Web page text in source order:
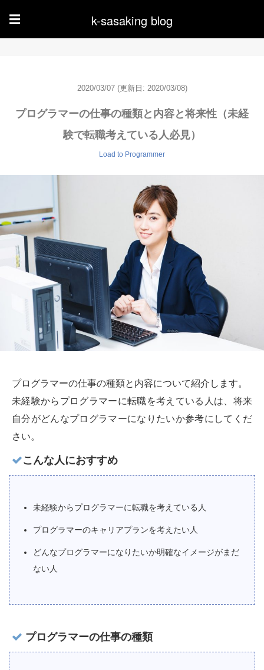
☰ k-sasaking blog
2020/03/07 (更新日: 2020/03/08)
プログラマーの仕事の種類と内容と将来性（未経
験で転職考えている人必見）
Load to Programmer
プログラマーの仕事の種類と内容について紹介します。
未経験からプログラマーに転職を考えている人は、将来
自分がどんなプログラマーになりたいか参考にしてくだ
さい。
こんな人におすすめ
未経験からプログラマーに転職を考えている人
プログラマーのキャリアプランを考えたい人
どんなプログラマーになりたいか明確なイメージがまだ
ない人
プログラマーの仕事の種類